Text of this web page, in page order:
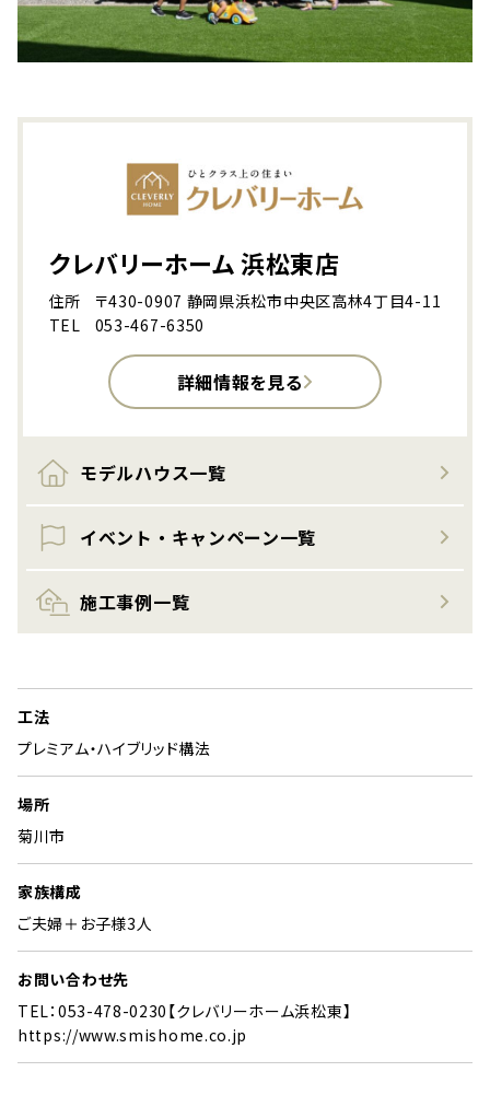
クレバリーホーム 浜松東店
住所
〒430-0907 静岡県浜松市中央区高林4丁目4-11
TEL
053-467-6350
詳細情報を見る
モデルハウス一覧
イベント・キャンペーン一覧
施工事例一覧
工法
プレミアム・ハイブリッド構法
場所
菊川市
家族構成
ご夫婦＋お子様3人
お問い合わせ先
TEL：053-478-0230【クレバリーホーム浜松東】
https://www.smishome.co.jp